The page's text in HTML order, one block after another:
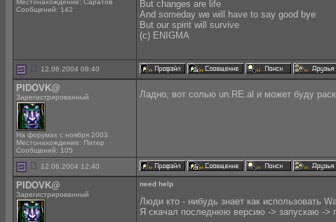
Местонахождение: Саратов
Сообщений: 142
But changes are life
And someday we will have to say good bye
But our spirit will survive
(с) ENIGMA
12.06.2004 08:40
PIDOVK@
Зарегистрированный
На форумах с ноября 2003
Местонахождение: Питер
Сообщений: 105
Ладно, вот солью un.RE.al и может буду
12.06.2004 12:40
PIDOVK@
Зарегистрированный
need help
Люди кто - нибудь знает как использовать
Я скачал последнюю версию -> запускаю ->